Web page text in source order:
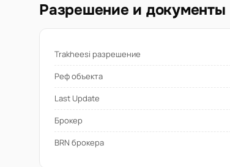
Разрешение и документы
Trakheesi разрешение
Реф объекта
Last Update
Брокер
BRN брокера